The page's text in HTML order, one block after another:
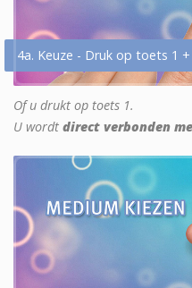
4a. Keuze - Druk op toets 1 +
Of u drukt op toets 1.
U wordt direct verbonden